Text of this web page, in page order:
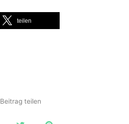
teilen
Beitrag teilen